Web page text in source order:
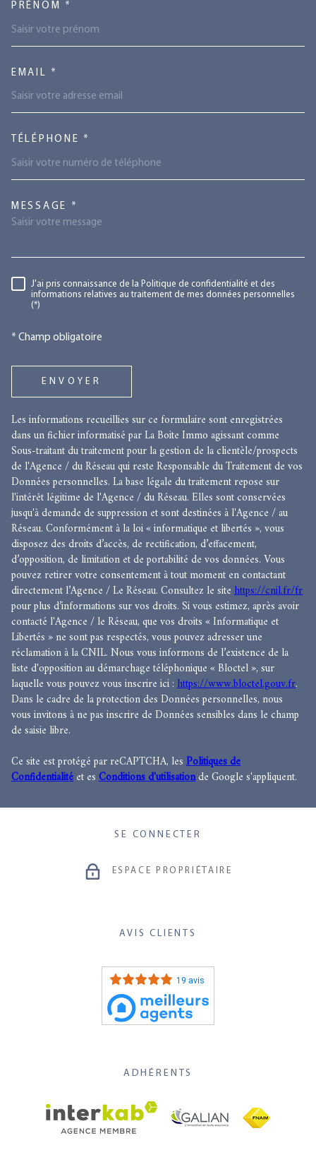
PRÉNOM *
EMAIL *
TÉLÉPHONE *
TRAD_MELTEM_VOREDEMANDE
MESSAGE *
RÈGLEMENTATION
J'ai pris connaissance de la Politique de confidentialité et des
informations relatives au traitement de mes données personnelles
(*)
* Champ obligatoire
ENVOYER
Les informations recueillies sur ce formulaire sont enregistrées
dans un fichier informatisé par La Boite Immo agissant comme
Sous-traitant du traitement pour la gestion de la clientèle/prospects
de l'Agence / du Réseau qui reste Responsable du Traitement de vos
Données personnelles. La base légale du traitement repose sur
l'intérêt légitime de l'Agence / du Réseau. Elles sont conservées
jusqu'à demande de suppression et sont destinées à l'Agence / au
Réseau. Conformément à la loi « informatique et libertés », vous
disposez des droits d’accès, de rectification, d’effacement,
d’opposition, de limitation et de portabilité de vos données. Vous
pouvez retirer votre consentement à tout moment en contactant
directement l’Agence / Le Réseau. Consultez le sitehttps://cnil.fr/fr
pour plus d’informations sur vos droits. Si vous estimez, après avoir
contacté l'Agence / le Réseau, que vos droits « Informatique et
Libertés » ne sont pas respectés, vous pouvez adresser une
réclamation à la CNIL. Nous vous informons de l’existence de la
liste d'opposition au démarchage téléphonique « Bloctel », sur
laquelle vous pouvez vous inscrire ici :https://www.bloctel.gouv.fr.
Dans le cadre de la protection des Données personnelles, nous
vous invitons à ne pas inscrire de Données sensibles dans le champ
de saisie libre.
Ce site est protégé par reCAPTCHA, lesPolitiques de
Confidentialitéet esConditions d'utilisationde Google s'appliquent.
SE CONNECTER
ESPACE PROPRIÉTAIRE
AVIS CLIENTS
19 avis
ADHÉRENTS